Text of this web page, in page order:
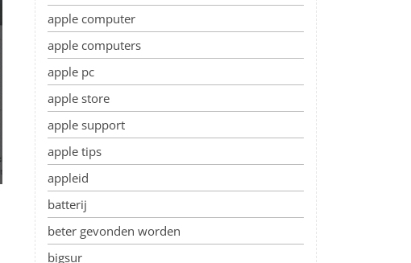
apple computer
apple computers
apple pc
apple store
apple support
apple tips
appleid
batterij
beter gevonden worden
bigsur